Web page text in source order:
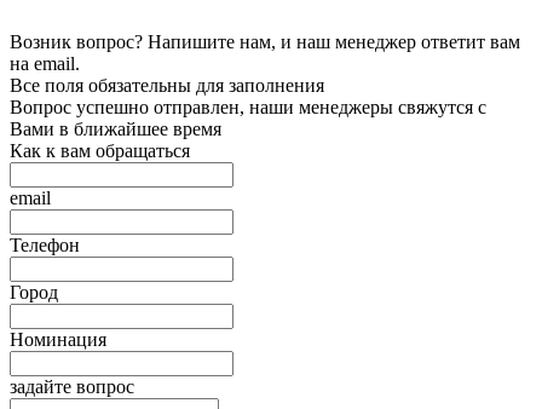
Возник вопрос? Напишите нам, и наш менеджер ответит вам
на email.
Все поля обязательны для заполнения
Вопрос успешно отправлен, наши менеджеры свяжутся с
Вами в ближайшее время
Как к вам обращаться
email
Телефон
Город
Номинация
задайте вопрос